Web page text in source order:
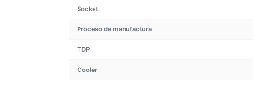
Socket
Proceso de manufactura
TDP
Cooler